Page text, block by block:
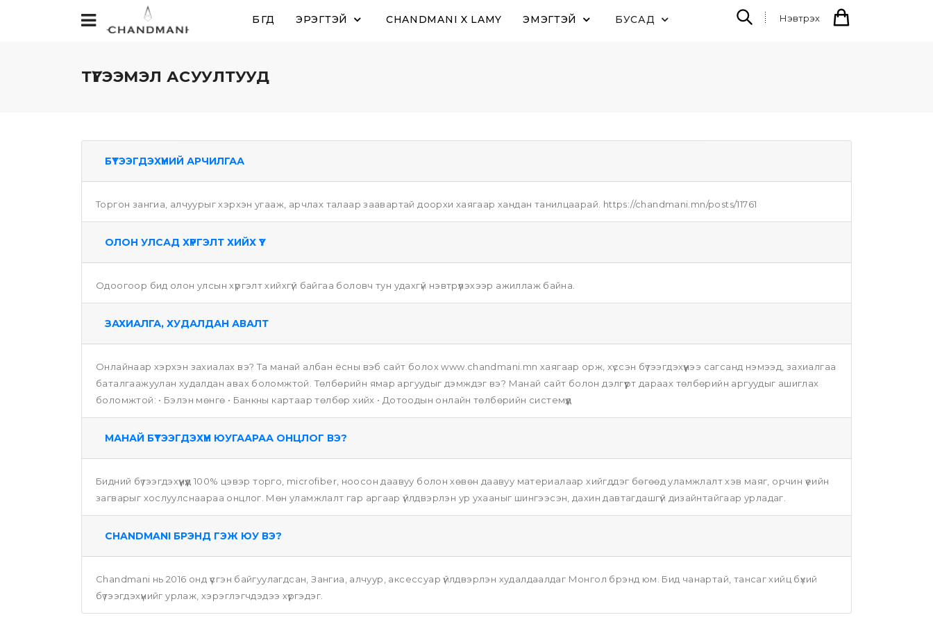
БҮГД ЭРЭГТЭЙ CHANDMANI X LAMY ЭМЭГТЭЙ БУСАД Нэвтрэх
ТҮГЭЭМЭЛ АСУУЛТУУД
БҮТЭЭГДЭХҮҮНИЙ АРЧИЛГАА
Торгон зангиа, алчуурыг хэрхэн угааж, арчлах талаар заавартай доорхи хаягаар хандан танилцаарай. https://chandmani.mn/posts/11761
ОЛОН УЛСАД ХҮРГЭЛТ ХИЙХ ҮҮ?
Одоогоор бид олон улсын хүргэлт хийхгүй байгаа боловч тун удахгүй нэвтрүүлэхээр ажиллаж байна.
ЗАХИАЛГА, ХУДАЛДАН АВАЛТ
Онлайнаар хэрхэн захиалах вэ? Та манай албан ёсны вэб сайт болох www.chandmani.mn хаягаар орж, хүссэн бүтээгдэхүүнээ сагсанд нэмээд, захиалгаа
баталгаажуулан худалдан авах боломжтой. Төлбөрийн ямар аргуудыг дэмждэг вэ? Манай сайт болон дэлгүүрт дараах төлбөрийн аргуудыг ашиглах
боломжтой: • Бэлэн мөнгө • Банкны картаар төлбөр хийх • Дотоодын онлайн төлбөрийн системүүд
МАНАЙ БҮТЭЭГДЭХҮҮН ЮУГААРАА ОНЦЛОГ ВЭ?
Бидний бүтээгдэхүүнүүд 100% цэвэр торго, microfiber, ноосон даавуу болон хөвөн даавуу материалаар хийгддэг бөгөөд уламжлалт хэв маяг, орчин үеийн
загварыг хослуулснаараа онцлог. Мөн уламжлалт гар аргаар үйлдвэрлэн ур ухааныг шингээсэн, дахин давтагдашгүй дизайнтайгаар урладаг.
CHANDMANI БРЭНД ГЭЖ ЮУ ВЭ?
Chandmani нь 2016 онд үүсгэн байгуулагдсан, Зангиа, алчуур, аксессуар үйлдвэрлэн худалдаалдаг Монгол брэнд юм. Бид чанартай, тансаг хийц бүхий
бүтээгдэхүүнийг урлаж, хэрэглэгчдэдээ хүргэдэг.